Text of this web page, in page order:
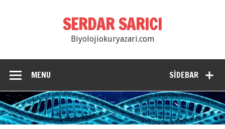
SERDAR SARICI
Biyolojiokuryazari.com
SIDEBAR
MENU